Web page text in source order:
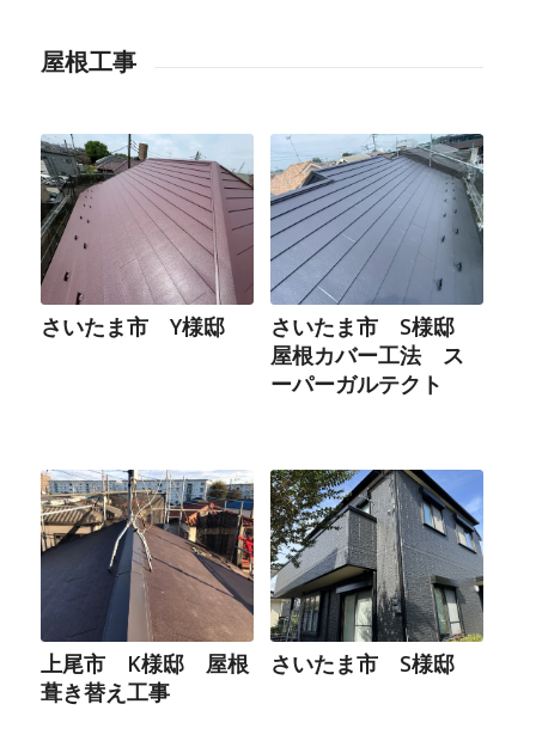
屋根工事
さいたま市 Y様邸
さいたま市 S様邸
屋根カバー工法 ス
ーパーガルテクト
上尾市 K様邸 屋根
葺き替え工事
さいたま市 S様邸